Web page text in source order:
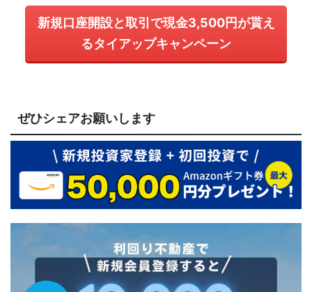
新規口座開設と取引で現金3,500円が貰え
るタイアップキャンペーン
ぜひシェアお願いします